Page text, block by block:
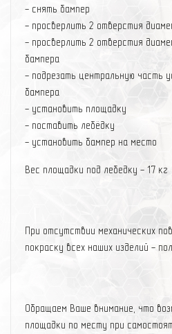
- снять бампер
- просверлить 2 отверстия
- просверлить 2 отверстия
бампера
- подрезать центральную часть
бампера
- установить площадку
- поставить лебёдку
- установить бампер на место
Вес площадки под лебедку - 17 кг
При отсутствии механических
покраску всех наших изделий -
Обращаем Ваше внимание, что
площадки по месту при